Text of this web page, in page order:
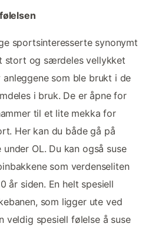
sportsinteresserte synonymt
stort og særdeles vellykket
anleggene som ble brukt i de
i bruk. De er åpne for
til et lite mekka for
Her kan du både gå på
OL. Du kan også suse
som verdenseliten
år siden. En helt spesiell
som ligger ute ved
veldig spesiell følelse å suse